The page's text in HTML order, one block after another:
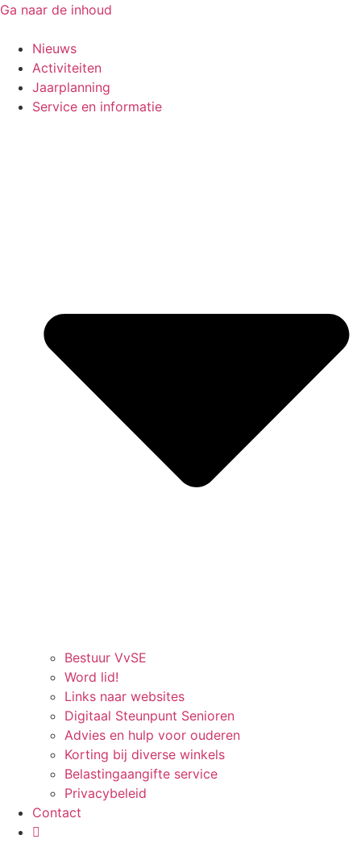
Ga naar de inhoud
Nieuws
Activiteiten
Jaarplanning
Service en informatie
Bestuur VvSE
Word lid!
Links naar websites
Digitaal Steunpunt Senioren
Advies en hulp voor ouderen
Korting bij diverse winkels
Belastingaangifte service
Privacybeleid
Contact